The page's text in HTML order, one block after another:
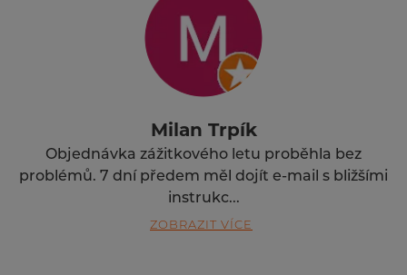
Milan Trpík
Objednávka zážitkového letu proběhla bez
problémů. 7 dní předem měl dojít e-mail s bližšími
instrukc...
ZOBRAZIT VÍCE